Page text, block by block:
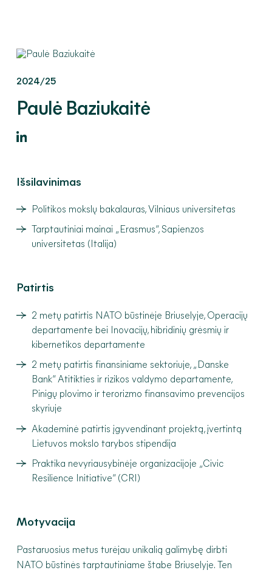
2024/25
PaulėBaziukaitė
Išsilavinimas
Politikos mokslų bakalauras, Vilniaus universitetas
Tarptautiniai mainai „Erasmus“, Sapienzos
universitetas (Italija)
Patirtis
2 metų patirtis NATO būstinėje Briuselyje, Operacijų
departamente bei Inovacijų, hibridinių grėsmių ir
kibernetikos departamente
2 metų patirtis finansiniame sektoriuje, „Danske
Bank“ Atitikties ir rizikos valdymo departamente,
Pinigų plovimo ir terorizmo finansavimo prevencijos
skyriuje
Akademinė patirtis įgyvendinant projektą, įvertintą
Lietuvos mokslo tarybos stipendija
Praktika nevyriausybinėje organizacijoje „Civic
Resilience Initiative“ (CRI)
Motyvacija
Pastaruosius metus turėjau unikalią galimybę dirbti
NATO būstinės tarptautiniame štabe Briuselyje. Ten